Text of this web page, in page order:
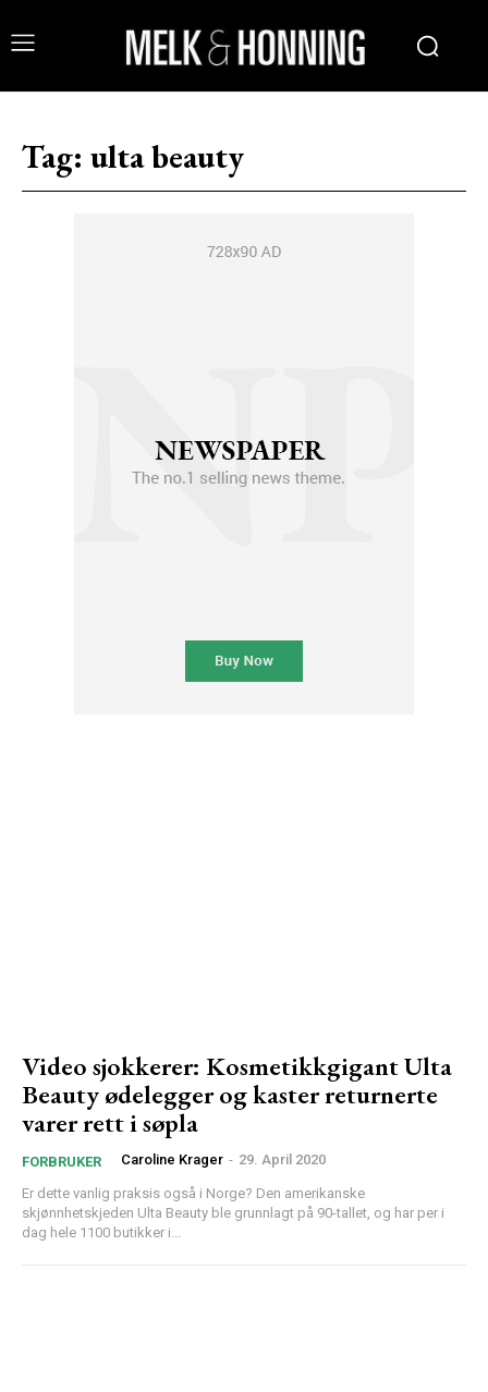
Tag: ulta beauty
Video sjokkerer: Kosmetikkgigant Ulta
Beauty ødelegger og kaster returnerte
varer rett i søpla
FORBRUKER Caroline Krager - 29. April 2020
Er dette vanlig praksis også i Norge? Den amerikanske
skjønnhetskjeden Ulta Beauty ble grunnlagt på 90-tallet, og har per i
dag hele 1100 butikker i...